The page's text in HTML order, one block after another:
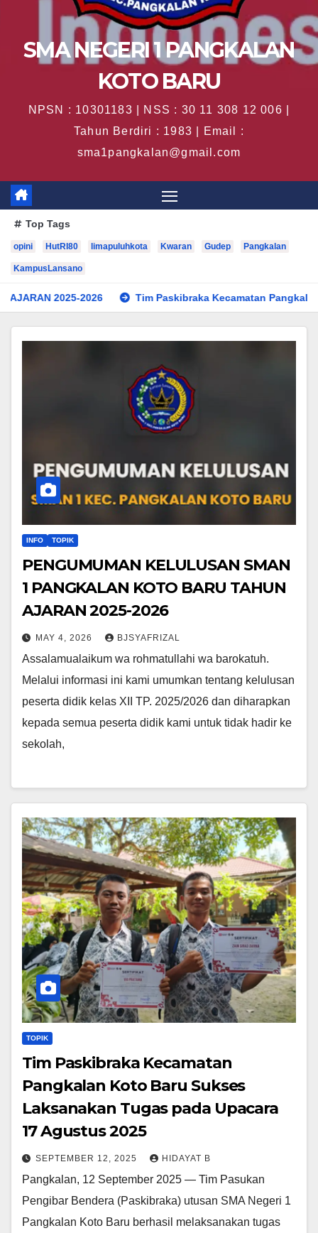
SMA NEGERI 1 PANGKALAN
KOTO BARU
NPSN : 10301183 | NSS : 30 11 308 12 006 |
Tahun Berdiri : 1983 | Email :
sma1pangkalan@gmail.com
Top Tags
opini HutRI80 limapuluhkota Kwaran Gudep Pangkalan
KampusLansano
2026 Tim Paskibraka Kecamatan Pangkalan Koto Baru
INFO TOPIK
PENGUMUMAN KELULUSAN SMAN
1 PANGKALAN KOTO BARU TAHUN
AJARAN 2025-2026
MAY 4, 2026 BJSYAFRIZAL
Assalamualaikum wa rohmatullahi wa barokatuh.
Melalui informasi ini kami umumkan tentang kelulusan
peserta didik kelas XII TP. 2025/2026 dan diharapkan
kepada semua peserta didik kami untuk tidak hadir ke
sekolah,
TOPIK
Tim Paskibraka Kecamatan
Pangkalan Koto Baru Sukses
Laksanakan Tugas pada Upacara
17 Agustus 2025
SEPTEMBER 12, 2025 HIDAYAT B
Pangkalan, 12 September 2025 — Tim Pasukan
Pengibar Bendera (Paskibraka) utusan SMA Negeri 1
Pangkalan Koto Baru berhasil melaksanakan tugas